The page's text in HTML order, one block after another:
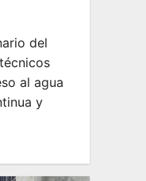
del
al agua
y